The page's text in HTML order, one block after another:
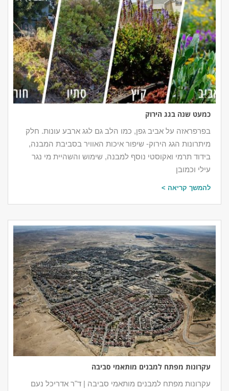
כמעט שנה בגג הירוק
בפרפראזה על אביב גפן, כמו הלב גם לגג ארבע עונות. חלק
מיתרונות הגג הירוק- שיפור איכות האוויר בסביבת המבנה,
בידוד תרמי ואקוסטי נוסף למבנה, שימוש והשהיית מי נגר
עילי וכמובן
להמשך קריאה >
עקרונות מפתח למבנים מותאמי סביבה
עקרונות מפתח למבנים מותאמי סביבה | ד"ר אדריכל נעם